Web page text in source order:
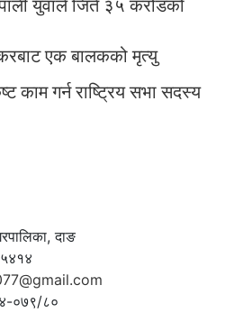
युवाले जिते ३५ करोडको
एक बालकको मृत्यु
काम गर्न राष्ट्रिय सभा सदस्य
दाङ
०७९/८०